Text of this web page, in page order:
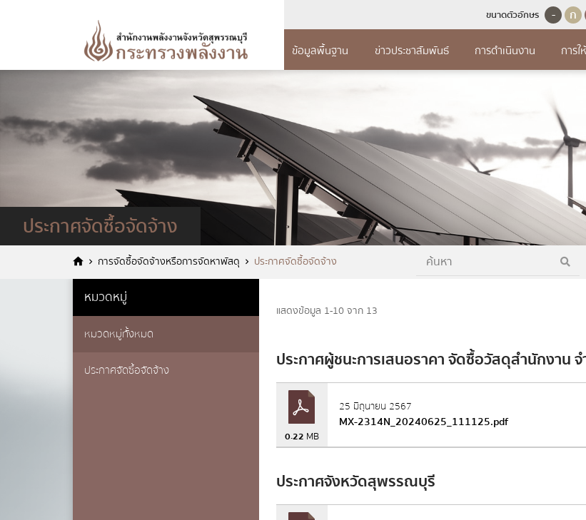
ขนาดตัวอักษร - ก
ข้อมูลพื้นฐาน
โครงสร้างผู้บริหารระดับสูง
โครงสร้างสำนักงานพลังงานจังหวัด
สุพรรณบุรี
อำนาจหน้าที่
แผนยุทธศาสตร์หรือแผนพัฒนาหน่วยงาน
เจตจำนงสุจริตของผู้บริหาร
การมีส่วนร่วมของผู้บริหาร
กฎหมายที่เกี่ยวข้อง
การเสริมสร้างวัฒนธรรมองค์กร
ข่าวประชาสัมพันธ์ การดำเนินงาน
แผนดำเนินงานประจำปี
รายงานการกำกับติดตามการดำเนินงาน
ประจำปี รอบ 6 เดือน
รายงานผลการดำเนินงานประจำปี
คู่มือหรือมาตรฐานการปฏิบัติงาน
แผนการใช้จ่ายงบประมาณประจำปี
แผนการใช้จ่ายงบประมาณประจำปี
ประมาณประจำปี รอบ 6 เดือน
แผนการใช้จ่ายงบประม
รายงานการกำกับติด
ประมาณประจำปี รอบ
รายงานผลการใช้จ่าย
การเปิดโอกาสให้เกิดกา
การเปิดโอกาสให้เกิด
การ
ร้านค้าก๊าซหุงต้มรับบัตรสวัสดิการรัฐ
สถานีชาร์จรถยนต์ไฟฟ้า
คู่มือหรือมาตรฐานการให้บริการ
ข้อมูลเชิงสถิติการให้บริการ
รายงานผลการสำรวจความพึงพอใจ
บริการ
Q&A
ทรัพยากรบุคคล
นโยบายการบริหารทรัพยากรบุคคล
การดำเนินการตามนโยบายการบริหาร
ทรัพยากรบุคคล
หลักเกณฑ์การบริหารและพัฒนาทรัพยากร
บุคคล
รายงานผลการบริหารและพัฒนาทรัพยากร
บุคคลประจำปี
การจัดการเรื่องร้องเรียนการทุจ
ประพฤติมิชอบ
แนวปฏิบัติการจัดการเรื่องร้
ทุจริตและประพฤติมิชอบ
ช่องทางแจ้งเรื่องร้องเรียนกา
ประพฤติมิชอบ
ข้อมูลเชิงสถิติเรื่องร้องเรียน
แผนปฏิบัติการป้องกันการทุจริ
รายงานการกำกับติดตามการด
รายงานผลการดำเนินการป้องกั
การดำเนินการตามมาตรการส่ง
ประกาศจัดซื้อจัดจ้าง
การจัดซื้อจัดจ้างหรือการจัดหาพัสดุ ประกาศจัดซื้อจัดจ้าง
หมวดหมู่
หมวดหมู่ทั้งหมด
ประกาศจัดซื้อจัดจ้าง
แสดงข้อมูล 1-10 จาก 13
ประกาศผู้ชนะการเสนอราคา จัดซื้อวัสดุสำนักงาน
0.22 MB
25 มิถุนายน 2567
MX-2314N_20240625_111125.pdf
ประกาศจังหวัดสุพรรณบุรี
แบบฟอร์มการติดต่อ
*
นามสกุล*